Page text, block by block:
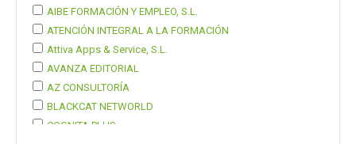
AIBE FORMACIÓN Y EMPLEO, S.L.
ATENCIÓN INTEGRAL A LA FORMACIÓN
Attiva Apps & Service, S.L.
AVANZA EDITORIAL
AZ CONSULTORÍA
BLACKCAT NETWORLD
COGNITA PLUS